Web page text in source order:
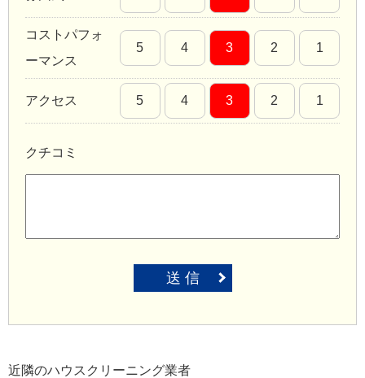
コストパフォ
ーマンス
5 4 3 2 1
アクセス 5 4 3 2 1
クチコミ
送 信
近隣のハウスクリーニング業者